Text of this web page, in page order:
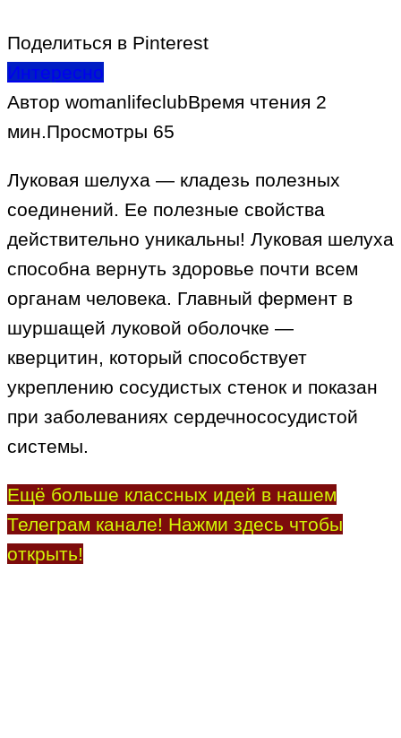
Поделиться в Pinterest
Интересно
Автор womanlifeclubВремя чтения 2
мин.Просмотры 65
Луковая шелуха — кладезь полезных
соединений. Ее полезные свойства
действительно уникальны! Луковая шелуха
способна вернуть здоровье почти всем
органам человека. Главный фермент в
шуршащей луковой оболочке —
кверцитин, который способствует
укреплению сосудистых стенок и показан
при заболеваниях сердечнососудистой
системы.
Ещё больше классных идей в нашем
Телеграм канале! Нажми здесь чтобы
открыть!